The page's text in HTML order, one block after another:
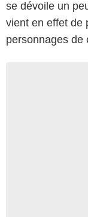
se dévoile un
vient en effet de
personnages de